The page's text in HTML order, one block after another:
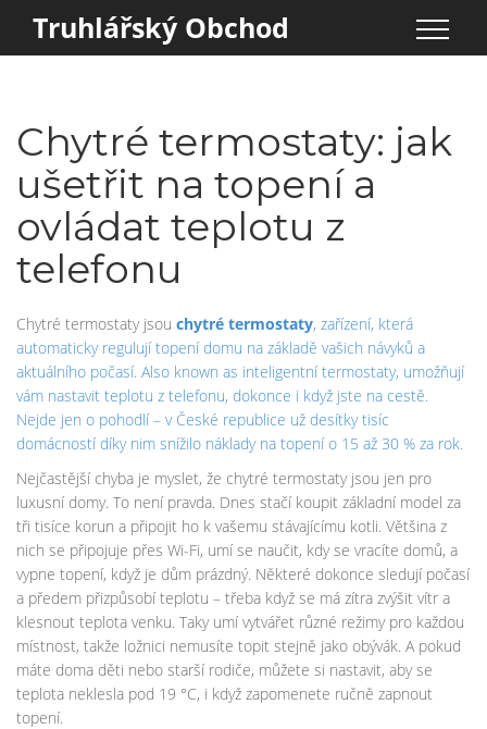
Truhlářský Obchod
Chytré termostaty: jak
ušetřit na topení a
ovládat teplotu z
telefonu
Chytré termostaty jsou chytré termostaty, zařízení, která
automaticky regulují topení domu na základě vašich návyků a
aktuálního počasí. Also known as inteligentní termostaty, umožňují
vám nastavit teplotu z telefonu, dokonce i když jste na cestě.
Nejde jen o pohodlí – v České republice už desítky tisíc
domácností díky nim snížilo náklady na topení o 15 až 30 % za rok.
Nejčastější chyba je myslet, že chytré termostaty jsou jen pro
luxusní domy. To není pravda. Dnes stačí koupit základní model za
tři tisíce korun a připojit ho k vašemu stávajícímu kotli. Většina z
nich se připojuje přes Wi-Fi, umí se naučit, kdy se vracíte domů, a
vypne topení, když je dům prázdný. Některé dokonce sledují počasí
a předem přizpůsobí teplotu – třeba když se má zítra zvýšit vítr a
klesnout teplota venku. Taky umí vytvářet různé režimy pro každou
místnost, takže ložnici nemusíte topit stejně jako obývák. A pokud
máte doma děti nebo starší rodiče, můžete si nastavit, aby se
teplota neklesla pod 19 °C, i když zapomenete ručně zapnout
topení.